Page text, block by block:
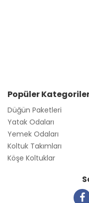
Popüler
Düğün Paketleri
Yatak Odaları
Yemek Odaları
Koltuk Takımları
Köşe Koltuklar